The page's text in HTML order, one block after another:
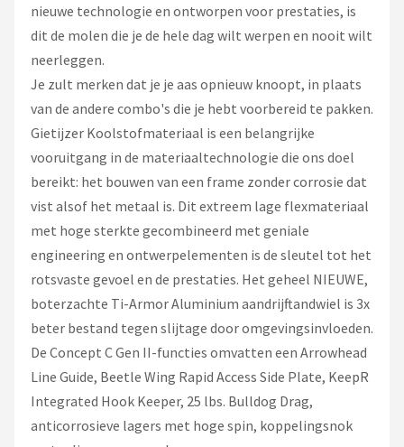
Rozemeijer
Gamakatsu
Mikado
Alle merken →
nieuwe technologie en ontworpen voor prestaties, is
dit de molen die je de hele dag wilt werpen en nooit wilt
neerleggen.
Je zult merken dat je je aas opnieuw knoopt, in plaats
van de andere combo's die je hebt voorbereid te pakken.
Gietijzer Koolstofmateriaal is een belangrijke
vooruitgang in de materiaaltechnologie die ons doel
bereikt: het bouwen van een frame zonder corrosie dat
vist alsof het metaal is. Dit extreem lage flexmateriaal
met hoge sterkte gecombineerd met geniale
engineering en ontwerpelementen is de sleutel tot het
rotsvaste gevoel en de prestaties. Het geheel NIEUWE,
boterzachte Ti-Armor Aluminium aandrijftandwiel is 3x
beter bestand tegen slijtage door omgevingsinvloeden.
De Concept C Gen II-functies omvatten een Arrowhead
Line Guide, Beetle Wing Rapid Access Side Plate, KeepR
Integrated Hook Keeper, 25 lbs. Bulldog Drag,
anticorrosieve lagers met hoge spin, koppelingsnok